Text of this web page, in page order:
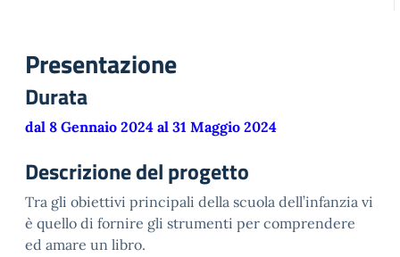
Presentazione
Durata
dal 8 Gennaio 2024 al 31 Maggio 2024
Descrizione del progetto
Tra gli obiettivi principali della scuola dell’infanzia vi
è quello di fornire gli strumenti per comprendere
ed amare un libro.